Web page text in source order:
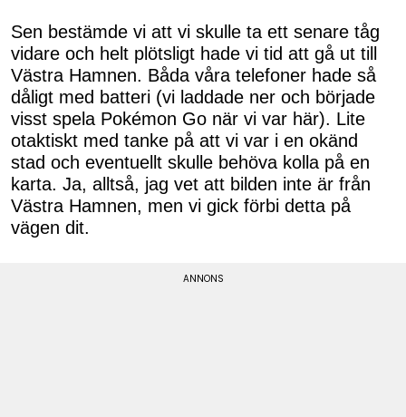
Sen bestämde vi att vi skulle ta ett senare tåg
vidare och helt plötsligt hade vi tid att gå ut till
Västra Hamnen. Båda våra telefoner hade så
dåligt med batteri (vi laddade ner och började
visst spela Pokémon Go när vi var här). Lite
otaktiskt med tanke på att vi var i en okänd
stad och eventuellt skulle behöva kolla på en
karta. Ja, alltså, jag vet att bilden inte är från
Västra Hamnen, men vi gick förbi detta på
vägen dit.